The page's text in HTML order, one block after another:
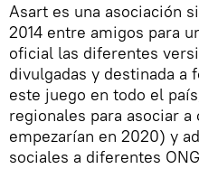
Asart es una asociación
2014 entre amigos para
oficial las diferentes
divulgadas y destinada a
este juego en todo el
regionales para asociar
empezarían en 2020) y
sociales a diferentes